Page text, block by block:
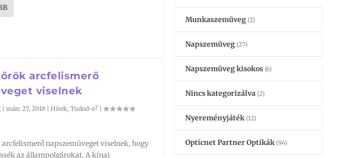
arcfelismerő
viselnek
| márc 27, 2018| Hírek, Tudod-e?|
napszemüveget viselnek, hogy
az állampolgárokat. A kínai
Munkaszemüveg (2)
Napszemüveg (27)
Napszemüveg kisokos (6)
Nincs kategorizálva (2)
Nyereményjáték (12)
Opticnet Partner Optikák (94)